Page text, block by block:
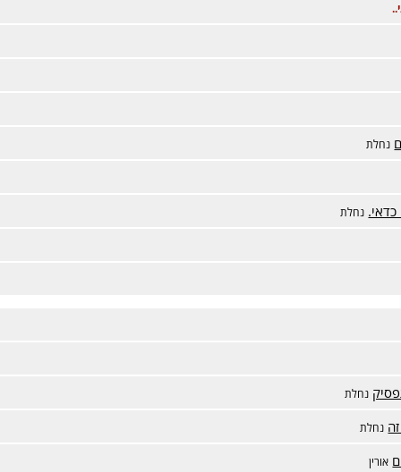
נחלת
נחלת
נחלת
נחלת
אורין